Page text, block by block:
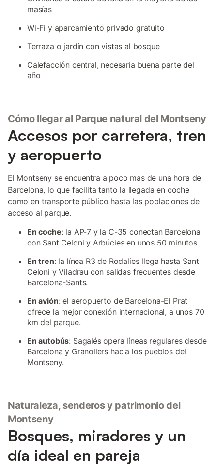
masías
Wi-Fi y aparcamiento privado gratuito
Terraza o jardín con vistas al bosque
Calefacción central, necesaria buena parte del
año
Cómo llegar al Parque natural del Montseny
Accesos por carretera, tren
y aeropuerto
El Montseny se encuentra a poco más de una hora de
Barcelona, lo que facilita tanto la llegada en coche
como en transporte público hasta las poblaciones de
acceso al parque.
En coche: la AP-7 y la C-35 conectan Barcelona
con Sant Celoni y Arbúcies en unos 50 minutos.
En tren: la línea R3 de Rodalies llega hasta Sant
Celoni y Viladrau con salidas frecuentes desde
Barcelona-Sants.
En avión: el aeropuerto de Barcelona-El Prat
ofrece la mejor conexión internacional, a unos 70
km del parque.
En autobús: Sagalés opera líneas regulares desde
Barcelona y Granollers hacia los pueblos del
Montseny.
Naturaleza, senderos y patrimonio del
Montseny
Bosques, miradores y un
día ideal en pareja